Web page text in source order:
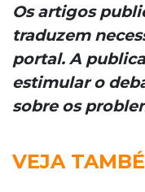
Os artigos
traduzem
portal. A
estimular o
sobre os
VEJA